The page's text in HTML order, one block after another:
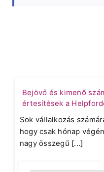
Bejövő és kimenő
értesítések a
Sok vállalkozás
hogy csak hónap
nagy összegű [...]